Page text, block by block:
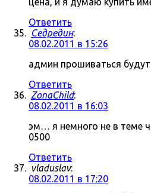
Ответить
Седредин:
08.02.2011 в 15:26
админ прошиваться
Ответить
ZonaChild:
08.02.2011 в 16:03
эм… я немного не в теме
0500
Ответить
vladuslav:
08.02.2011 в 17:20